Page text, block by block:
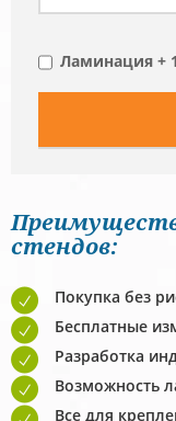
Ламинация +
стендов:
Покупка без
Бесплатные
Разработка
Возможность
Все для